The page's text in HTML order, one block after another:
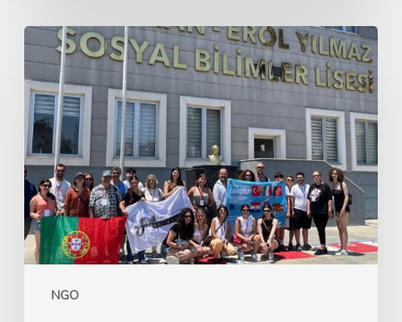
NGO
Ерасмус+
GANDALF
Green
Advocacy
for
Nature’s
Development
and
Learning